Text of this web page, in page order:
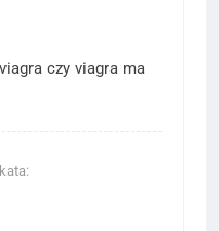
czy viagra ma